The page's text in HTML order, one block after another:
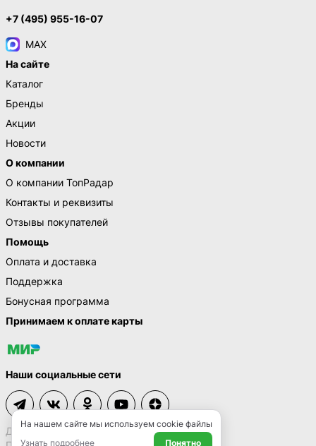
+7 (495) 955-16-07
MAX
На сайте
Каталог
Бренды
Акции
Новости
О компании
О компании ТопРадар
Контакты и реквизиты
Отзывы покупателей
Помощь
Оплата и доставка
Поддержка
Бонусная программа
Принимаем к оплате карты
Наши социальные сети
Договор-оферта
На нашем сайте мы используем cookie файлы
Узнать подробнее
Понятно